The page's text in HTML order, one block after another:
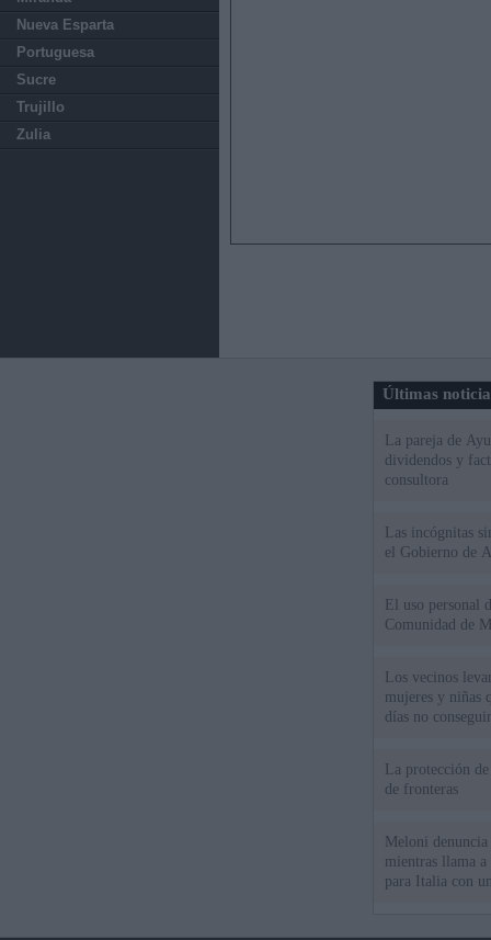
Nueva Esparta
Portuguesa
Sucre
Trujillo
Zulia
Últimas
La pareja de
dividendos y
consultora
Las incógnitas
el Gobierno de
El uso personal
Comunidad de
Los vecinos
mujeres y niñas
días no
La protección
de fronteras
Meloni
mientras llama
para Italia con